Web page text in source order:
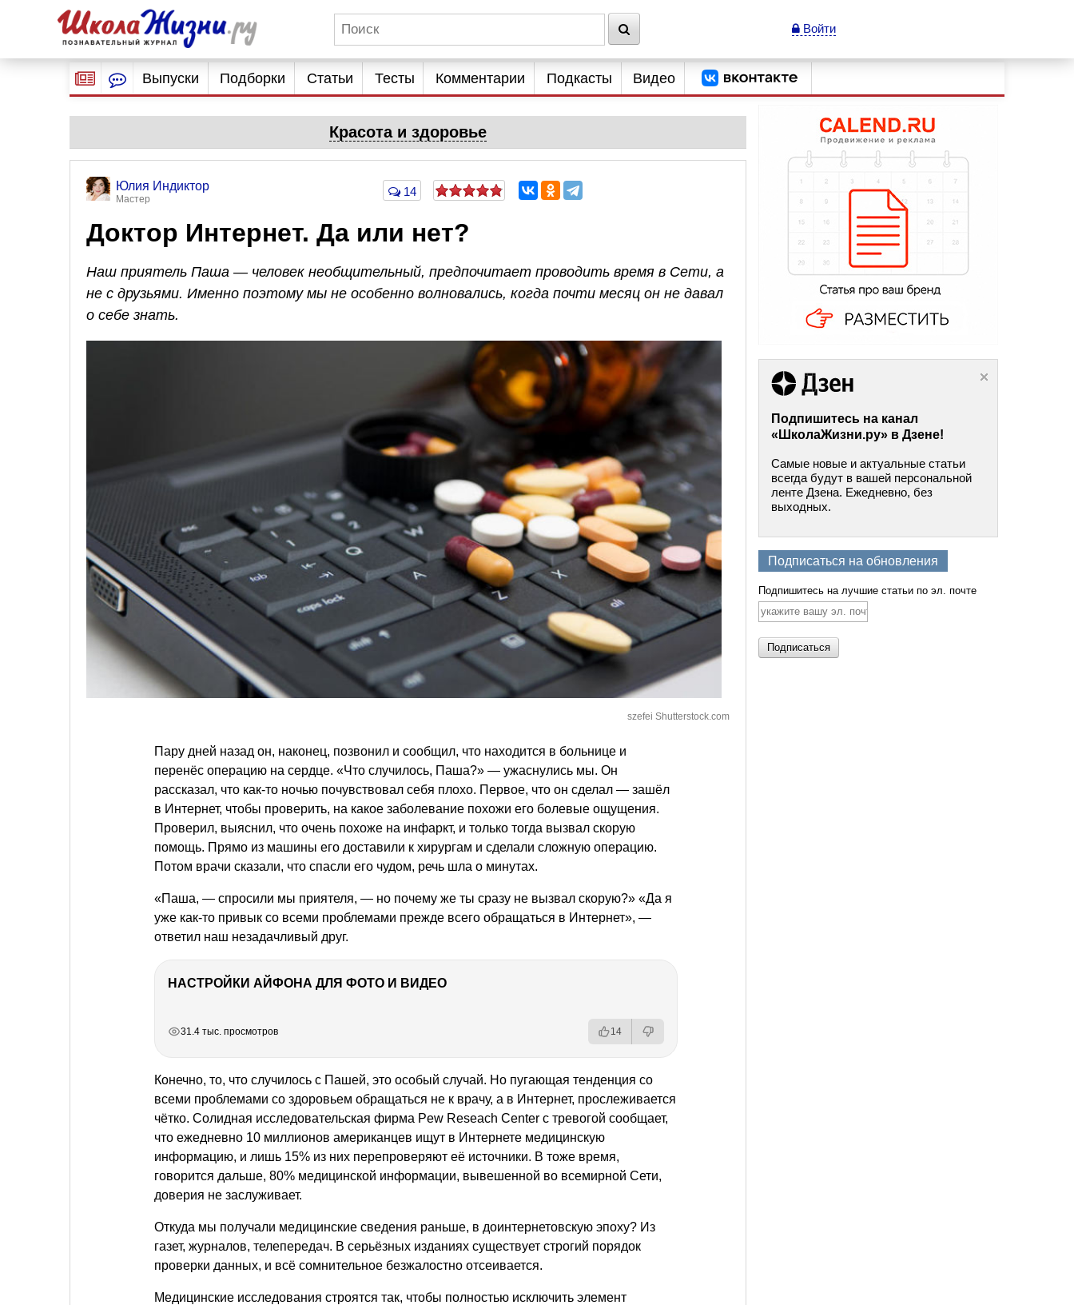
Войти
Выпуски Подборки Статьи Тесты Комментарии Подкасты Видео
Красота и здоровье
Юлия Индиктор
Мастер
14
Доктор Интернет. Да или нет?
Наш приятель Паша — человек необщительный, предпочитает проводить время в Сети, а
не с друзьями. Именно поэтому мы не особенно волновались, когда почти месяц он не давал
о себе знать.
szefei Shutterstock.com
Пару дней назад он, наконец, позвонил и сообщил, что находится в больнице и
перенёс операцию на сердце. «Что случилось, Паша?» — ужаснулись мы. Он
рассказал, что как-то ночью почувствовал себя плохо. Первое, что он сделал — зашёл
в Интернет, чтобы проверить, на какое заболевание похожи его болевые ощущения.
Проверил, выяснил, что очень похоже на инфаркт, и только тогда вызвал скорую
помощь. Прямо из машины его доставили к хирургам и сделали сложную операцию.
Потом врачи сказали, что спасли его чудом, речь шла о минутах.
«Паша, — спросили мы приятеля, — но почему же ты сразу не вызвал скорую?» «Да я
уже как-то привык со всеми проблемами прежде всего обращаться в Интернет», —
ответил наш незадачливый друг.
НАСТРОЙКИ АЙФОНА ДЛЯ ФОТО И ВИДЕО
31.4 тыс. просмотров 14
Конечно, то, что случилось с Пашей, это особый случай. Но пугающая тенденция со
всеми проблемами со здоровьем обращаться не к врачу, а в Интернет, прослеживается
чётко. Солидная исследовательская фирма Pew Reseach Center с тревогой сообщает,
что ежедневно 10 миллионов американцев ищут в Интернете медицинскую
информацию, и лишь 15% из них перепроверяют её источники. В тоже время,
говорится дальше, 80% медицинской информации, вывешенной во всемирной Сети,
доверия не заслуживает.
Откуда мы получали медицинские сведения раньше, в доинтернетовскую эпоху? Из
газет, журналов, телепередач. В серьёзных изданиях существует строгий порядок
проверки данных, и всё сомнительное безжалостно отсеивается.
Медицинские исследования строятся так, чтобы полностью исключить элемент
Подпишитесь на канал
«ШколаЖизни.ру» в Дзене!
Самые новые и актуальные статьи
всегда будут в вашей персональной
ленте Дзена. Ежедневно, без
выходных.
Подписаться на обновления
Подпишитесь на лучшие статьи по эл. почте